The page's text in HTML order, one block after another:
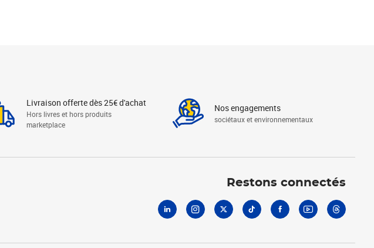
Livraison offerte dès 25€ d'achat
Hors livres et hors produits
marketplace
Nos engagements
sociétaux et environnementaux
Restons connectés